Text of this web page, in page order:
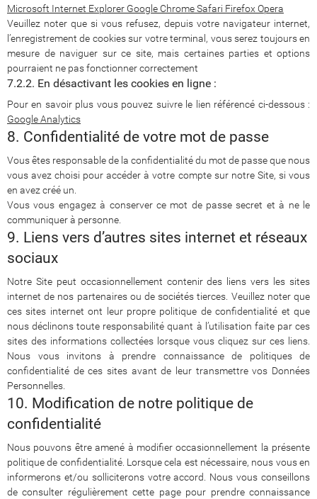
Microsoft Internet Explorer Google ChromeSafari Firefox Opera
Veuillez noter que si vous refusez, depuis votre navigateur internet,
l’enregistrement de cookies sur votre terminal, vous serez toujours en
mesure de naviguer sur ce site, mais certaines parties et options
pourraient ne pas fonctionner correctement
7.2.2. En désactivant les cookies en ligne :
Pour en savoir plus vous pouvez suivre le lien référencé ci-dessous :
Google Analytics
8. Confidentialité de votre mot de passe
Vous êtes responsable de la confidentialité du mot de passe que nous
vous avez choisi pour accéder à votre compte sur notre Site, si vous
en avez créé un.
Vous vous engagez à conserver ce mot de passe secret et à ne le
communiquer à personne.
9. Liens vers d’autres sites internet et réseaux
sociaux
Notre Site peut occasionnellement contenir des liens vers les sites
internet de nos partenaires ou de sociétés tierces. Veuillez noter que
ces sites internet ont leur propre politique de confidentialité et que
nous déclinons toute responsabilité quant à l’utilisation faite par ces
sites des informations collectées lorsque vous cliquez sur ces liens.
Nous vous invitons à prendre connaissance de politiques de
confidentialité de ces sites avant de leur transmettre vos Données
Personnelles.
10. Modification de notre politique de
confidentialité
Nous pouvons être amené à modifier occasionnellement la présente
politique de confidentialité. Lorsque cela est nécessaire, nous vous en
informerons et/ou solliciterons votre accord. Nous vous conseillons
de consulter régulièrement cette page pour prendre connaissance